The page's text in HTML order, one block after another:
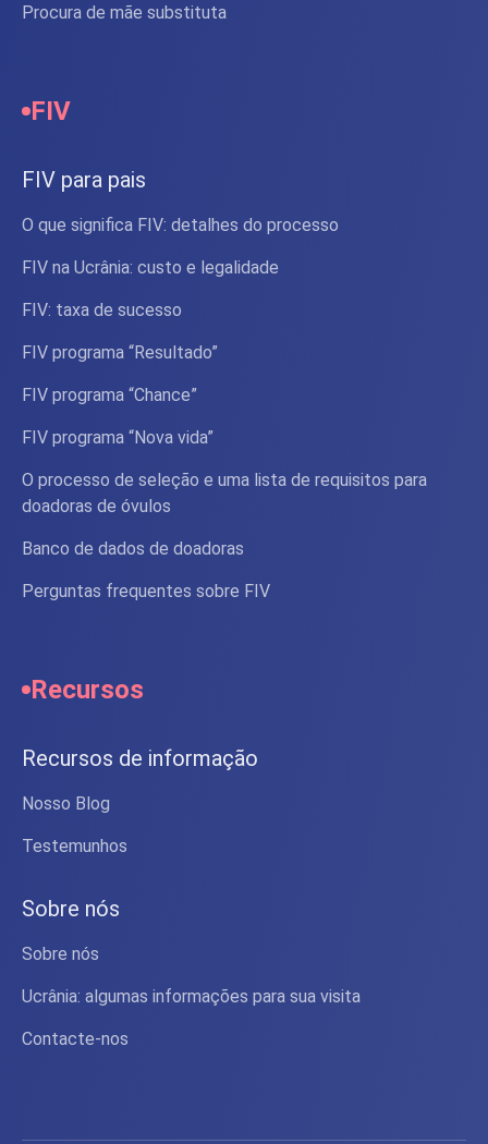
Procura de mãe substituta
FIV
FIV para pais
O que significa FIV: detalhes do processo
FIV na Ucrânia: custo e legalidade
FIV: taxa de sucesso
FIV programa “Resultado”
FIV programa “Chance”
FIV programa “Nova vida”
O processo de seleção e uma lista de requisitos para
doadoras de óvulos
Banco de dados de doadoras
Perguntas frequentes sobre FIV
Recursos
Recursos de informação
Nosso Blog
Testemunhos
Sobre nós
Sobre nós
Ucrânia: algumas informações para sua visita
Contacte-nos